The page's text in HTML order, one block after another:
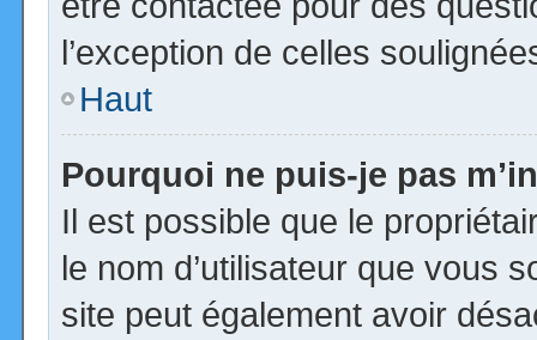
l’exception de celles
Haut
Pourquoi ne puis-je pas
Il est possible que le
le nom d’utilisateur que vous
site peut également avoir